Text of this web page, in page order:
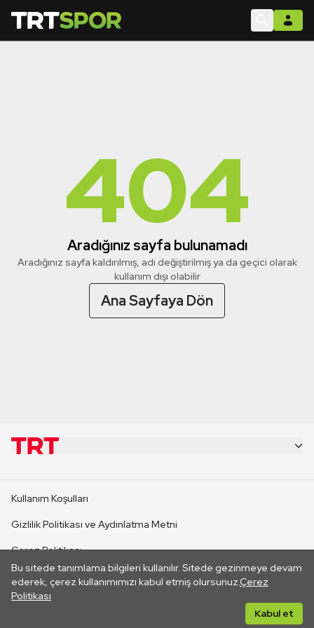
404
Aradığınız sayfa bulunamadı
Aradığınız sayfa kaldırılmış, adı değiştirilmiş ya da geçici olarak
kullanım dışı olabilir
Ana Sayfaya Dön
Bu sitede tanımlama bilgileri kullanılır. Sitede gezinmeye devam
ederek, çerez kullanımımızı kabul etmiş olursunuz.Çerez
Politikası
Kabul et
CANLI YAYINLAR
Kullanım Koşulları
Gizlilik Politikası ve Aydınlatma Metni
Çerez Politikası
İletişim
Her hakkı saklıdır. ©2026 TRT. Bağlantı yoluyla gidilen dış